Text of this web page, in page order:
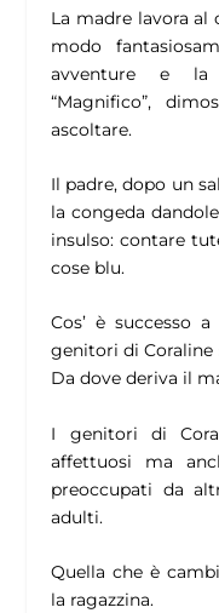
La madre lavora
modo
avventure e la
“Magnifico”,
ascoltare.
Il padre, dopo un
la congeda
insulso: contare
cose blu.
Cos’ è successo
genitori di
Da dove deriva il
I genitori di
affettuosi ma
preoccupati da
adulti.
Quella che è
la ragazzina.